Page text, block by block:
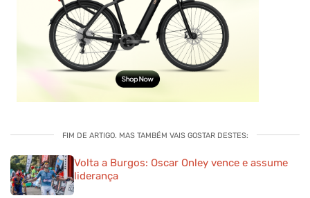
FIM DE ARTIGO. MAS TAMBÉM VAIS GOSTAR DESTES:
Volta a Burgos: Oscar Onley vence e assume
liderança